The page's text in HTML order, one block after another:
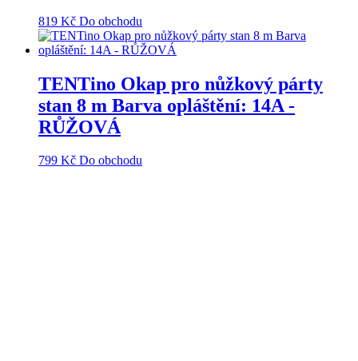
819 Kč Do obchodu
TENTino Okap pro nůžkový párty
stan 8 m Barva opláštění: 14A -
RŮŽOVÁ
799 Kč Do obchodu